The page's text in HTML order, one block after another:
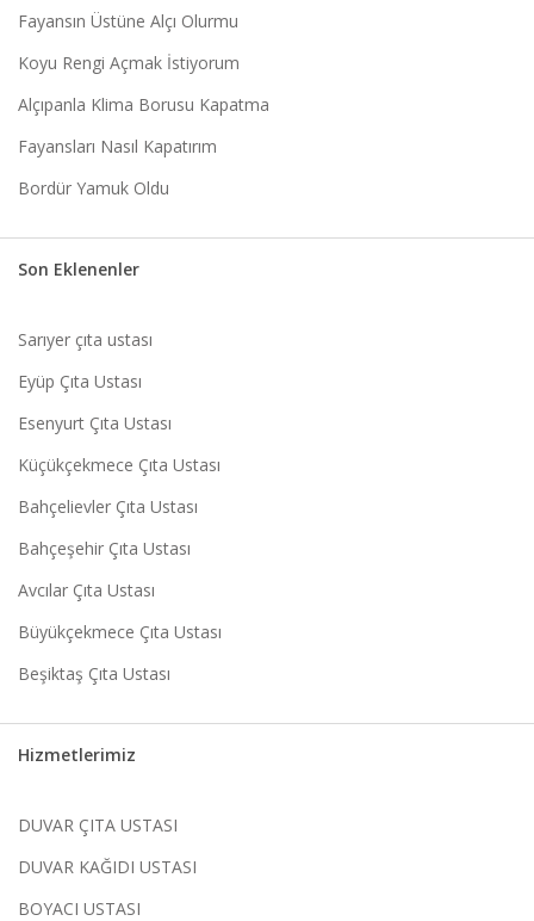
Fayansın Üstüne Alçı Olurmu
Koyu Rengi Açmak İstiyorum
Alçıpanla Klima Borusu Kapatma
Fayansları Nasıl Kapatırım
Bordür Yamuk Oldu
Son Eklenenler
Sarıyer çıta ustası
Eyüp Çıta Ustası
Esenyurt Çıta Ustası
Küçükçekmece Çıta Ustası
Bahçelievler Çıta Ustası
Bahçeşehir Çıta Ustası
Avcılar Çıta Ustası
Büyükçekmece Çıta Ustası
Beşiktaş Çıta Ustası
Hizmetlerimiz
DUVAR ÇITA USTASI
DUVAR KAĞIDI USTASI
BOYACI USTASI